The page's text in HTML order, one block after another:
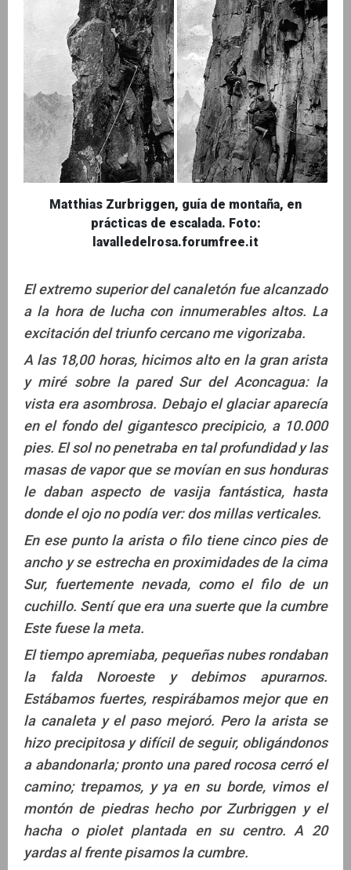
Matthias Zurbriggen, guía de montaña, en
prácticas de escalada. Foto:
lavalledelrosa.forumfree.it
El extremo superior del canaletón fue alcanzado
a la hora de lucha con innumerables altos. La
excitación del triunfo cercano me vigorizaba.
A las 18,00 horas, hicimos alto en la gran arista
y miré sobre la pared Sur del Aconcagua: la
vista era asombrosa. Debajo el glaciar aparecía
en el fondo del gigantesco precipicio, a 10.000
pies. El sol no penetraba en tal profundidad y las
masas de vapor que se movían en sus honduras
le daban aspecto de vasija fantástica, hasta
donde el ojo no podía ver: dos millas verticales.
En ese punto la arista o filo tiene cinco pies de
ancho y se estrecha en proximidades de la cima
Sur, fuertemente nevada, como el filo de un
cuchillo. Sentí que era una suerte que la cumbre
Este fuese la meta.
El tiempo apremiaba, pequeñas nubes rondaban
la falda Noroeste y debimos apurarnos.
Estábamos fuertes, respirábamos mejor que en
la canaleta y el paso mejoró. Pero la arista se
hizo precipitosa y difícil de seguir, obligándonos
a abandonarla; pronto una pared rocosa cerró el
camino; trepamos, y ya en su borde, vimos el
montón de piedras hecho por Zurbriggen y el
hacha o piolet plantada en su centro. A 20
yardas al frente pisamos la cumbre.